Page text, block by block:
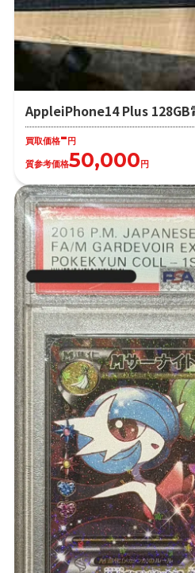
AppleiPhone14 Plus 128GB
買取価格-円
質参考価格50,000円